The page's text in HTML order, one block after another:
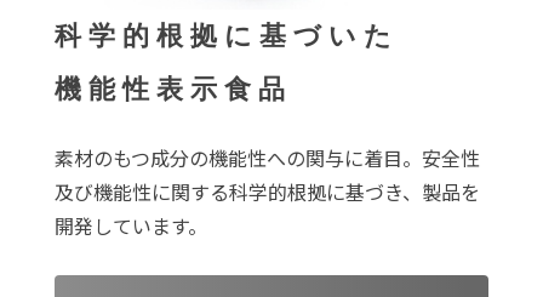
科学的根拠に基づいた
機能性表示食品
素材のもつ成分の機能性への関与に着目。安全性
及び機能性に関する科学的根拠に基づき、製品を
開発しています。